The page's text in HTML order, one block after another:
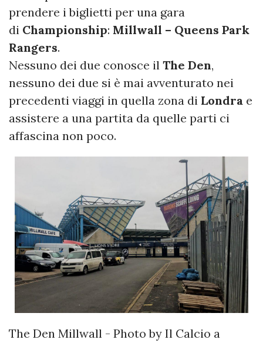
prendere i biglietti per una gara
di Championship: Millwall – Queens Park
Rangers.
Nessuno dei due conosce il The Den,
nessuno dei due si è mai avventurato nei
precedenti viaggi in quella zona di Londra e
assistere a una partita da quelle parti ci
affascina non poco.
The Den Millwall - Photo by Il Calcio a